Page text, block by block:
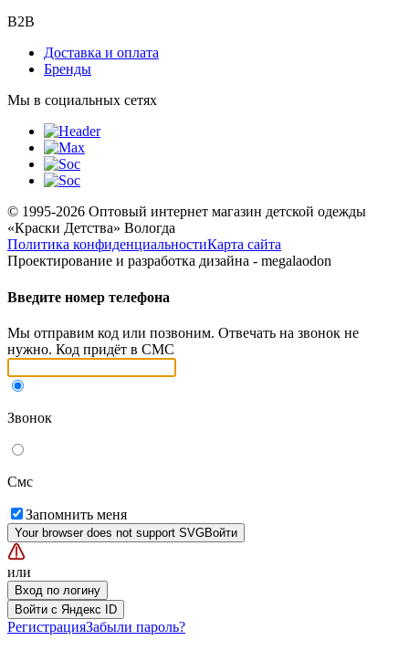
B2B
Доставка и оплата
Бренды
Мы в социальных сетях
© 1995-2026 Оптовый интернет магазин детской одежды
«Краски Детства» Вологда
Политика конфиденциальностиКарта сайта
Проектирование и разработка дизайна - megalaodon
Введите номер телефона
Мы отправим код или позвоним. Отвечать на звонок не
нужно. Код придёт в СМС
Звонок
Смс
Запомнить меня
Your browser does not support SVGВойти
или
Вход по логину
Войти с Яндекс ID
РегистрацияЗабыли пароль?